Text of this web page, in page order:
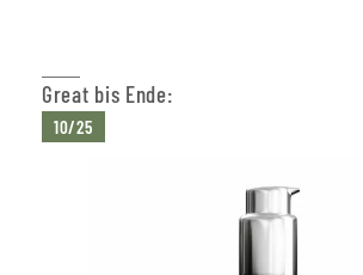
Great bis Ende:
10/25